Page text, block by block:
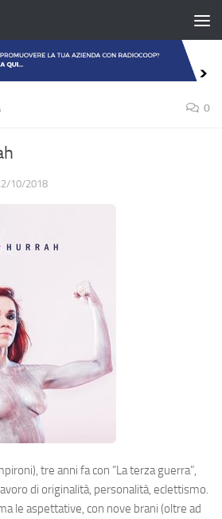
0
10/2018
tre anni fa con “La terza guerra”,
di originalità, personalità, eclettismo.
le aspettative, con nove brani (oltre ad